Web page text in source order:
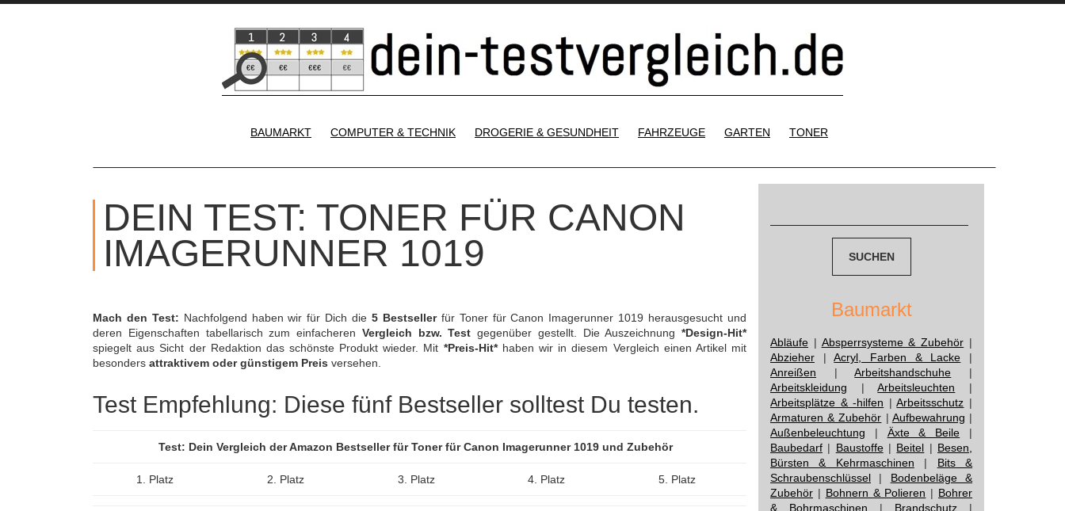
BAUMARKT
COMPUTER & TECHNIK DROGERIE & GESUNDHEIT FAHRZEUGE GARTEN TONER
DEIN TEST: TONER FÜR CANON
IMAGERUNNER 1019
Mach den Test: Nachfolgend haben wir für Dich die5 Bestsellerfür Toner für Canon Imagerunner 1019 herausgesucht und
deren Eigenschaften tabellarisch zum einfacheren Vergleich bzw. Test gegenüber gestellt. Die Auszeichnung *Design-Hit*
spiegelt aus Sicht der Redaktion das schönste Produkt wieder. Mit *Preis-Hit*haben wir in diesem Vergleich einen Artikel mit
besonders attraktivem oder günstigem Preis versehen.
Test Empfehlung: Diese fünf Bestseller solltest Du testen.
Test: Dein Vergleich der Amazon Bestseller für Toner für Canon Imagerunner 1019 und Zubehör
1. Platz 2. Platz 3. Platz 4. Platz 5. Platz
Baumarkt
Abläufe | Absperrsysteme & Zubehör |
Abzieher |Acryl, Farben & Lacke |
Anreißen |Arbeitshandschuhe |
Arbeitskleidung |Arbeitsleuchten |
Arbeitsplätze & -hilfen |Arbeitsschutz |
Armaturen & Zubehör | Aufbewahrung |
Außenbeleuchtung | Äxte & Beile |
Baubedarf | Baustoffe| Beitel | Besen,
Bürsten & Kehrmaschinen | Bits &
Schraubenschlüssel | Bodenbeläge &
Zubehör | Bohnern & Polieren | Bohrer
& Bohrmaschinen | Brandschutz |